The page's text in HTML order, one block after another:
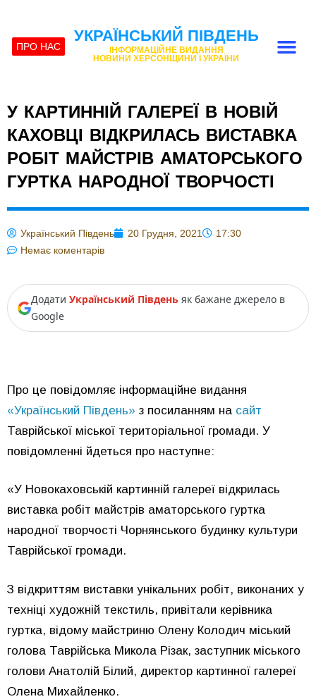
ПРО НАС
УКРАЇНСЬКИЙ ПІВДЕНЬ
ІНФОРМАЦІЙНЕ ВИДАННЯ
НОВИНИ ХЕРСОНЩИНИ І УКРАЇНИ
У КАРТИННІЙ ГАЛЕРЕЇ В НОВІЙ
КАХОВЦІ ВІДКРИЛАСЬ ВИСТАВКА
РОБІТ МАЙСТРІВ АМАТОРСЬКОГО
ГУРТКА НАРОДНОЇ ТВОРЧОСТІ
Український Південь 20 Грудня, 2021
17:30
Немає коментарів
Додати Український Південь як бажане джерело в
Google
Про це повідомляє інформаційне видання
«Український Південь» з посиланням на сайт
Таврійської міської територіальної громади. У
повідомленні йдеться про наступне:
«У Новокаховській картинній галереї відкрилась
виставка робіт майстрів аматорського гуртка
народної творчості Чорнянського будинку культури
Таврійської громади.
З відкриттям виставки унікальних робіт, виконаних у
техніці художній текстиль, привітали керівника
гуртка, відому майстриню Олену Колодич міський
голова Таврійська Микола Різак, заступник міського
голови Анатолій Білий, директор картинної галереї
Олена Михайленко.